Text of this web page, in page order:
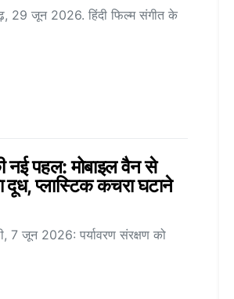
29 जून 2026. हिंदी फिल्म संगीत के
नई पहल: मोबाइल वैन से
दूध, प्लास्टिक कचरा घटाने
7 जून 2026: पर्यावरण संरक्षण को